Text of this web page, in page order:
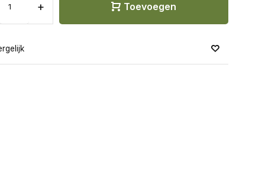
+ Toevoegen